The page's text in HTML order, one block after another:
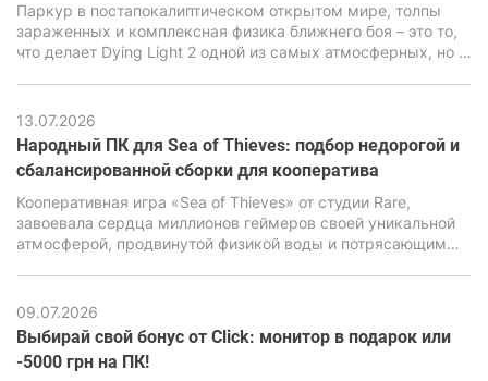
Паркур в постапокалиптическом открытом мире, толпы
зараженных и комплексная физика ближнего боя – это то,
что делает Dying Light 2 одной из самых атмосферных, но в
который за красивую картинку, продвинутую симуляцию и
реалистичную физику требует повышенной
производительности от ПК.
13.07.2026
Народный ПК для Sea of Thieves: подбор недорогой и
сбалансированной сборки для кооператива
Кооперативная игра «Sea of Thieves» от студии Rare,
завоевала сердца миллионов геймеров своей уникальной
атмосферой, продвинутой физикой воды и потрясающим
способный нагрузить даже современные ПК, особенно
бюджетного класса.
09.07.2026
Выбирай свой бонус от Click: монитор в подарок или
-5000 грн на ПК!